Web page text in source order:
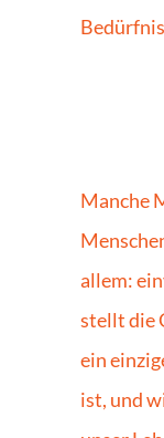
Manche
allem:
stellt die
ein
ist, und